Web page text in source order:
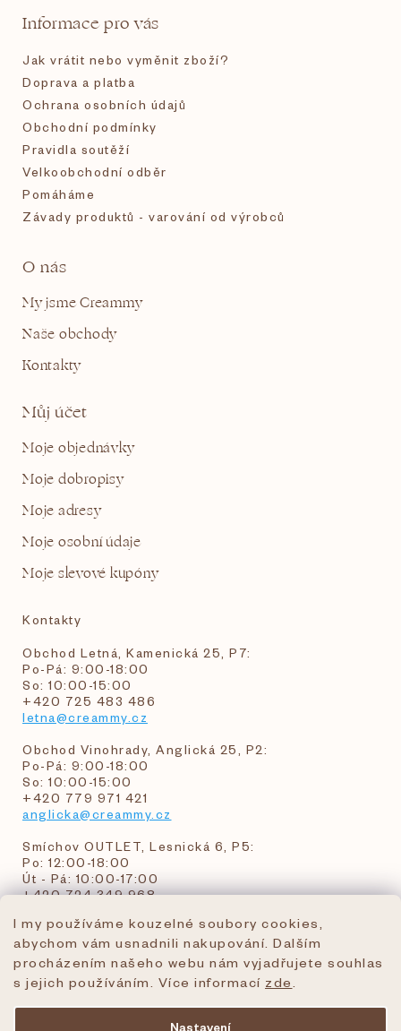
I my používáme kouzelné soubory cookies,
abychom vám usnadnili nakupování. Dalším
procházením našeho webu nám vyjadřujete souhlas
s jejich používáním. Více informací zde
Nastavení
Informace pro vás
Jak vrátit nebo vyměnit zboží?
Doprava a platba
Ochrana osobních údajů
Obchodní podmínky
Pravidla soutěží
Velkoobchodní odběr
Pomáháme
Závady produktů - varování od výrobců
O nás
My jsme Creammy
Naše obchody
Kontakty
Můj účet
Moje objednávky
Moje dobropisy
Moje adresy
Moje osobní údaje
Moje slevové kupóny
Kontakty
Obchod Letná, Kamenická 25, P7:
Po-Pá: 9:00-18:00
So: 10:00-15:00
+420 725 483 486
letna@creammy.cz
Obchod Vinohrady, Anglická 25, P2:
Po-Pá: 9:00-18:00
So: 10:00-15:00
+420 779 971 421
anglicka@creammy.cz
Smíchov OUTLET, Lesnická 6, P5:
Po: 12:00-18:00
Út - Pá: 10:00-17:00
+420 724 349 968
objednavky@creammy.cz
tel:+420 724 349 968